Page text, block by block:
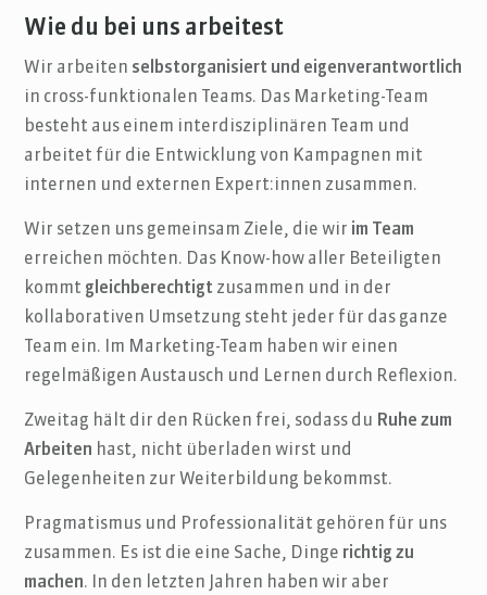
Wie du bei uns arbeitest
Wir arbeiten selbstorganisiert und eigenverantwortlich
in cross-funktionalen Teams. Das Marketing-Team
besteht aus einem interdisziplinären Team und
arbeitet für die Entwicklung von Kampagnen mit
internen und externen Expert:innen zusammen.
Wir setzen uns gemeinsam Ziele, die wir im Team
erreichen möchten. Das Know-how aller Beteiligten
kommt gleichberechtigt zusammen und in der
kollaborativen Umsetzung steht jeder für das ganze
Team ein. Im Marketing-Team haben wir einen
regelmäßigen Austausch und Lernen durch Reflexion.
Zweitag hält dir den Rücken frei, sodass du Ruhe zum
Arbeiten hast, nicht überladen wirst und
Gelegenheiten zur Weiterbildung bekommst.
Pragmatismus und Professionalität gehören für uns
zusammen. Es ist die eine Sache, Dinge richtig zu
machen. In den letzten Jahren haben wir aber